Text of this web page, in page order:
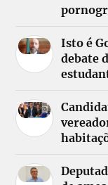
Isto é
debate